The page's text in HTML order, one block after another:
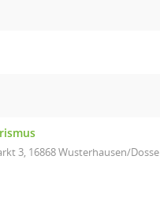
3, 16868 Wusterhausen/Dosse